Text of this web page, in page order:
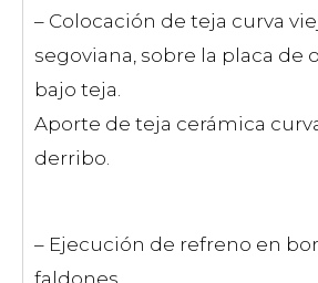
– Colocación de teja curva
segoviana, sobre la placa de
bajo teja.
Aporte de teja cerámica
derribo.
– Ejecución de refreno en